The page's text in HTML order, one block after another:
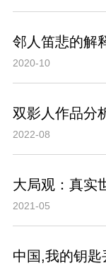
邻人笛悲的解
2020-10
双影人作品分
2022-08
大局观：真实
2021-05
中国,我的钥匙